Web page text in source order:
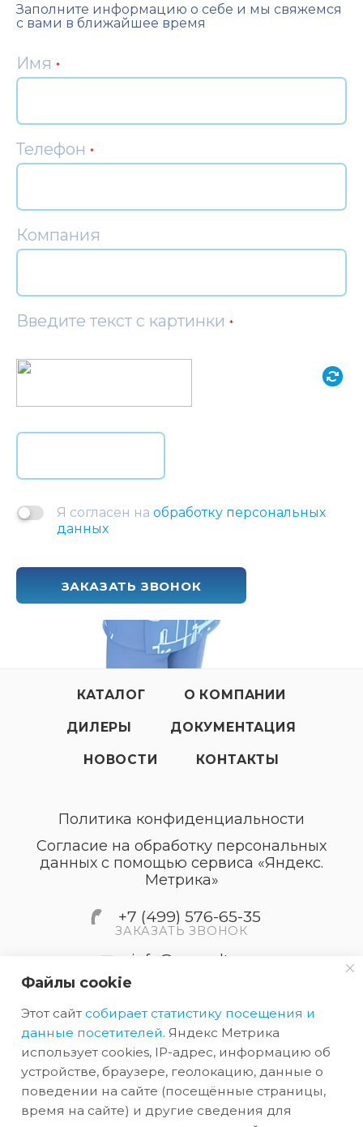
Заполните информацию о себе и мы свяжемся
с вами в ближайшее время
Имя *
Телефон *
Компания
Введите текст с картинки *
Я согласен на обработку персональных
данных
ЗАКАЗАТЬ ЗВОНОК
КАТАЛОГ О КОМПАНИИ
ДИЛЕРЫ ДОКУМЕНТАЦИЯ
НОВОСТИ КОНТАКТЫ
Политика конфиденциальности
Согласие на обработку персональных
данных с помощью сервиса «Яндекс.
Метрика»
+7 (499) 576-65-35
ЗАКАЗАТЬ ЗВОНОК
info@accordtec.ru
шоссе, дом 41А, строение 1,
пом.22
2026 © Обращаем Ваше внимание на то, что вся
информация, размещенная на сайте, носит
Файлы cookie
Этот сайт собирает статистику посещения и
данные посетителей. Яндекс Метрика
использует cookies, IP-адрес, информацию об
устройстве, браузере, геолокацию, данные о
поведении на сайте (посещённые страницы,
время на сайте) и другие сведения для